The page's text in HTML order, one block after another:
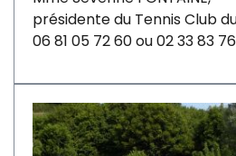
présidente du Tennis Club
06 81 05 72 60 ou 02 33 83